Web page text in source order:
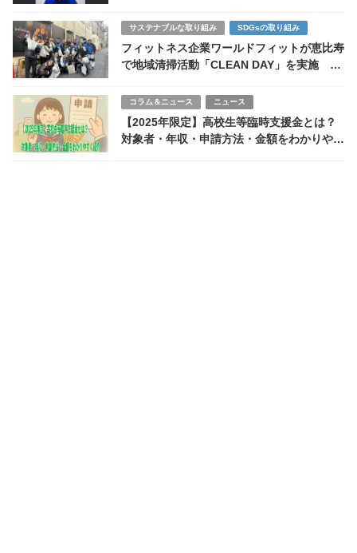
サステナブルな取り組み SDGsの取り組み
フィットネス企業ワールドフィットが恵比寿
で地域清掃活動「CLEAN DAY」を実施 サ
域貢献とは
コラム＆ニュース ニュース
【2025年限定】高校生等臨時支援金とは？
対象者・年収・申請方法・金額をわかりやす